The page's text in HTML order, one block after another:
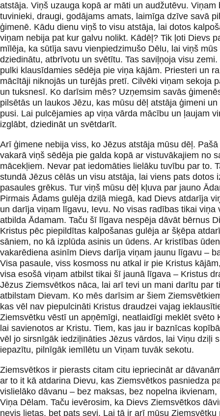
atstāja. Viņš uzauga kopā ar māti un audžutēvu. Viņam
tuvinieki, draugi, godājams amats, laimīga dzīve savā
ģimenē. Kādu dienu viņš to visu atstāja, lai dotos
viņam nebija pat kur galvu nolikt. Kādēļ? Tik ļoti Dievs
mīlēja, ka sūtīja savu vienpiedzimušo Dēlu, lai viņš
dziedinātu, atbrīvotu un svētītu. Tas saviļņoja visu zemi.
pulki klausīdamies sēdēja pie viņa kājām. Priesteri un
mācītāji niknojās un turējās pretī. Cilvēki viņam sekoja
un tuksnesī. Ko darīsim mēs? Uzņemsim savās
pilsētās un laukos Jēzu, kas mūsu dēļ atstāja ģimeni un
pusi. Lai pulcējamies ap viņa vārda mācību un ļaujam
izglābt, dziedināt un svētdarīt.
Arī ģimene nebija viss, ko Jēzus atstāja mūsu dēļ.
vakarā viņš sēdēja pie galda kopā ar vistuvākajiem no
mācekļiem. Nevar pat iedomāties lielāku tuvību par to.
stundā Jēzus cēlās un visu atstāja, lai viens pats dotos
pasaules grēkus. Tur viņš mūsu dēļ kļuva par jauno
Pirmais Ādams gulēja dziļā miegā, kad Dievs atdarīja
un darīja viņam līgavu, Ievu. No visas radības tikai viņa
atbilda Ādamam. Taču šī līgava nespēja dāvāt bērnus
Kristus pēc piepildītas kalpošanas gulēja ar šķēpa
sāniem, no kā izplūda asinis un ūdens. Ar kristības
vakarēdiena asinīm Dievs darīja viņam jaunu līgavu –
Visa pasaule, viss kosmoss nu atkal ir pie Kristus
visa esošā viņam atbilst tikai šī jaunā līgava – Kristus
Jēzus Ziemsvētkos nāca, lai arī tevi un mani darītu par
atbilstam Dievam. Ko mēs darīsim ar šiem
kas vēl nav piepulcināti Kristus draudzei vajag
Ziemsvētku vēstī un apņēmīgi, neatlaidīgi meklēt svēto
lai savienotos ar Kristu. Tiem, kas jau ir baznīcas
vēl jo sirsnīgāk iedziļināties Jēzus vārdos, lai Viņu dziļi
iepazītu, pilnīgāk iemīlētu un Viņam tuvāk sekotu.
Ziemsvētkos ir pierasts citam citu iepriecināt ar
ar to it kā atdarina Dievu, kas Ziemsvētkos pasniedza
vislielāko dāvanu – bez maksas, bez nopelna ikvienam,
Viņa Dēlam. Taču ievērosim, ka Dievs Ziemsvētkos
nevis lietas, bet pats sevi. Lai tā ir arī mūsu Ziemsvētku